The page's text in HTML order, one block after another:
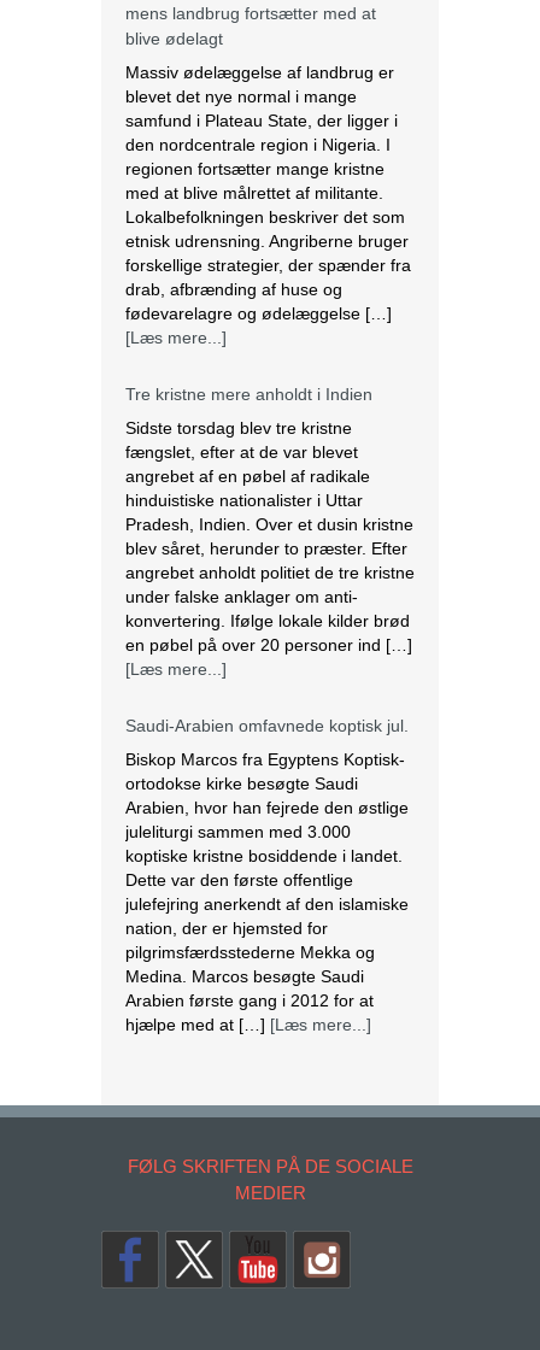
mens landbrug fortsætter med at
blive ødelagt
Massiv ødelæggelse af landbrug er
blevet det nye normal i mange
samfund i Plateau State, der ligger i
den nordcentrale region i Nigeria. I
regionen fortsætter mange kristne
med at blive målrettet af militante.
Lokalbefolkningen beskriver det som
etnisk udrensning. Angriberne bruger
forskellige strategier, der spænder fra
drab, afbrænding af huse og
fødevarelagre og ødelæggelse […]
[Læs mere...]
Tre kristne mere anholdt i Indien
Sidste torsdag blev tre kristne
fængslet, efter at de var blevet
angrebet af en pøbel af radikale
hinduistiske nationalister i Uttar
Pradesh, Indien. Over et dusin kristne
blev såret, herunder to præster. Efter
angrebet anholdt politiet de tre kristne
under falske anklager om anti-
konvertering. Ifølge lokale kilder brød
en pøbel på over 20 personer ind […]
[Læs mere...]
Saudi-Arabien omfavnede koptisk jul.
Biskop Marcos fra Egyptens Koptisk-
ortodokse kirke besøgte Saudi
Arabien, hvor han fejrede den østlige
juleliturgi sammen med 3.000
koptiske kristne bosiddende i landet.
Dette var den første offentlige
julefejring anerkendt af den islamiske
nation, der er hjemsted for
pilgrimsfærdsstederne Mekka og
Medina. Marcos besøgte Saudi
Arabien første gang i 2012 for at
hjælpe med at […] [Læs mere...]
efter lovændring
par af samme køn har fundet sted
tirsdag. Det skriver BBC. Dermed er
centralamerikanske land, der tillader
homoseksuelle par at gifte sig. Det
lesbiske par Alexandra Quiros og
FØLG SKRIFTEN PÅ DE SOCIALE
MEDIER